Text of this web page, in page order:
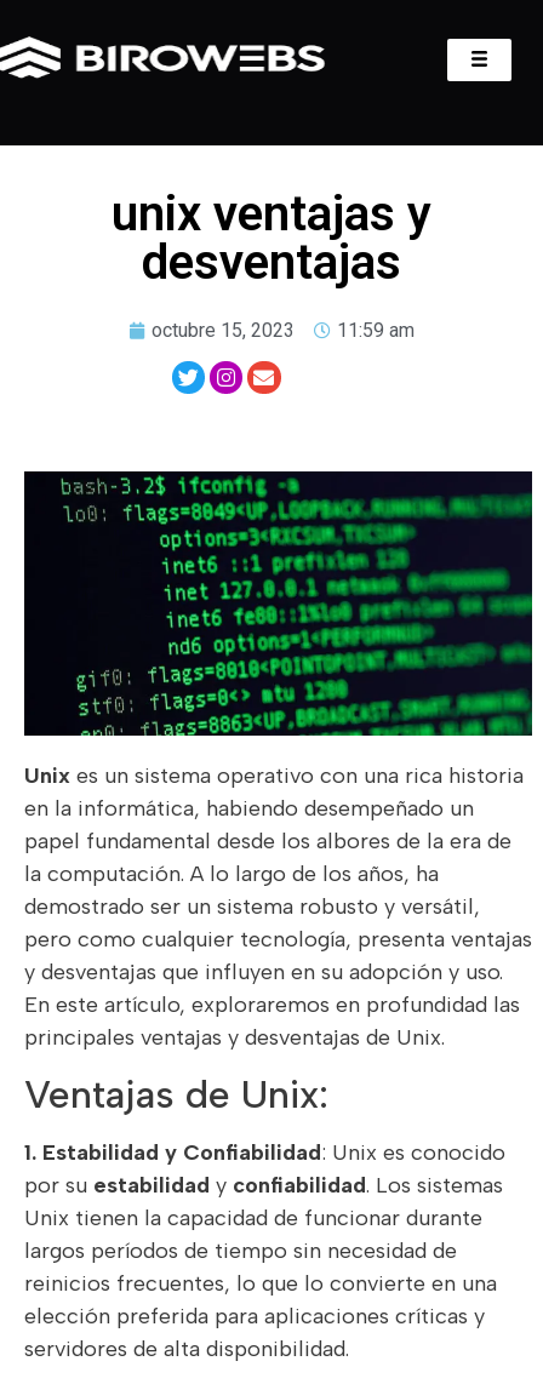
unix ventajas y
desventajas
octubre 15, 2023 11:59 am
Unix es un sistema operativo con una rica historia
en la informática, habiendo desempeñado un
papel fundamental desde los albores de la era de
la computación. A lo largo de los años, ha
demostrado ser un sistema robusto y versátil,
pero como cualquier tecnología, presenta ventajas
y desventajas que influyen en su adopción y uso.
En este artículo, exploraremos en profundidad las
principales ventajas y desventajas de Unix.
Ventajas de Unix:
1. Estabilidad y Confiabilidad: Unix es conocido
por su estabilidad y confiabilidad. Los sistemas
Unix tienen la capacidad de funcionar durante
largos períodos de tiempo sin necesidad de
reinicios frecuentes, lo que lo convierte en una
elección preferida para aplicaciones críticas y
servidores de alta disponibilidad.